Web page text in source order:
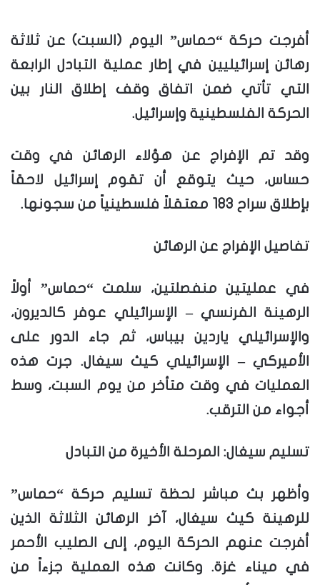
أفرجت حركة “حماس” اليوم (السبت) عن ثلاثة
رهائن إسرائيليين في إطار عملية التبادل الرابعة
التي تأتي ضمن اتفاق وقف إطلاق النار بين
الحركة الفلسطينية وإسرائيل.
وقد تم الإفراج عن هؤلاء الرهائن في وقت
حساس، حيث يتوقع أن تقوم إسرائيل لاحقاً
بإطلاق سراح 183 معتقلاً فلسطينياً من سجونها.
تفاصيل الإفراج عن الرهائن
في عمليتين منفصلتين، سلمت “حماس” أولاً
الرهينة الفرنسي – الإسرائيلي عوفر كالديرون،
والإسرائيلي ياردين بيباس، ثم جاء الدور على
الأميركي – الإسرائيلي كيث سيغال. جرت هذه
العمليات في وقت متأخر من يوم السبت، وسط
أجواء من الترقب.
تسليم سيغال: المرحلة الأخيرة من التبادل
وأظهر بث مباشر لحظة تسليم حركة “حماس”
للرهينة كيث سيغال، آخر الرهائن الثلاثة الذين
أفرجت عنهم الحركة اليوم، إلى الصليب الأحمر
في ميناء غزة. وكانت هذه العملية جزءاً من